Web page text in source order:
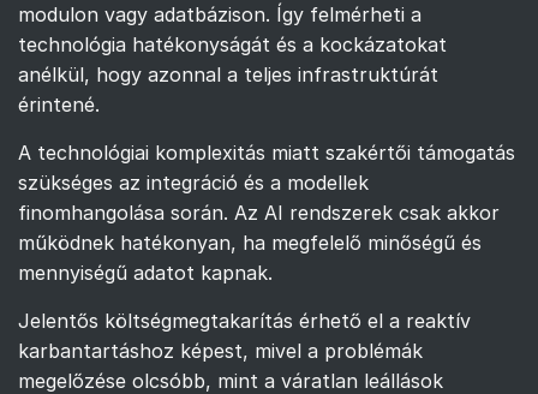
modulon vagy adatbázison. Így felmérheti a
technológia hatékonyságát és a kockázatokat
anélkül, hogy azonnal a teljes infrastruktúrát
érintené.
A technológiai komplexitás miatt szakértői támogatás
szükséges az integráció és a modellek
finomhangolása során. Az AI rendszerek csak akkor
működnek hatékonyan, ha megfelelő minőségű és
mennyiségű adatot kapnak.
Jelentős költségmegtakarítás érhető el a reaktív
karbantartáshoz képest, mivel a problémák
megelőzése olcsóbb, mint a váratlan leállások